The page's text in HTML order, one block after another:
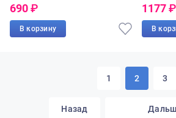
690₽
В корзину
1177₽
В
1 2 3
Назад